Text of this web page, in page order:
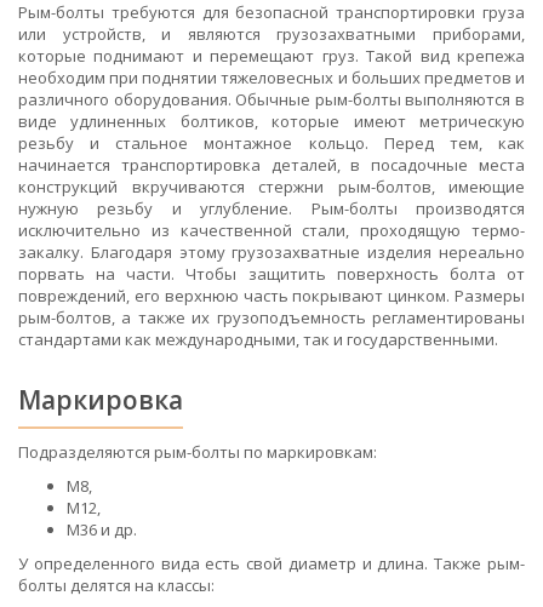
Рым-болты требуются для безопасной транспортировки груза
или устройств, и являются грузозахватными приборами,
которые поднимают и перемещают груз. Такой вид крепежа
необходим при поднятии тяжеловесных и больших предметов и
различного оборудования. Обычные рым-болты выполняются в
виде удлиненных болтиков, которые имеют метрическую
резьбу и стальное монтажное кольцо. Перед тем, как
начинается транспортировка деталей, в посадочные места
конструкций вкручиваются стержни рым-болтов, имеющие
нужную резьбу и углубление. Рым-болты производятся
исключительно из качественной стали, проходящую термо-
закалку. Благодаря этому грузозахватные изделия нереально
порвать на части. Чтобы защитить поверхность болта от
повреждений, его верхнюю часть покрывают цинком. Размеры
рым-болтов, а также их грузоподъемность регламентированы
стандартами как международными, так и государственными.
Маркировка
Подразделяются рым-болты по маркировкам:
М8,
М12,
М36 и др.
У определенного вида есть свой диаметр и длина. Также рым-
болты делятся на классы: